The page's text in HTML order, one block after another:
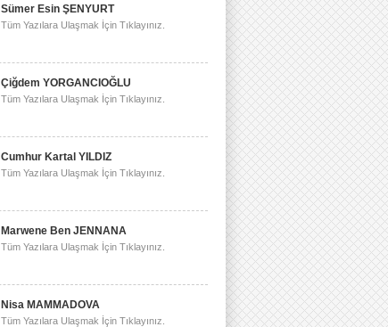
Sümer Esin ŞENYURT
Tüm Yazılara Ulaşmak İçin Tıklayınız.
Çiğdem YORGANCIOĞLU
Tüm Yazılara Ulaşmak İçin Tıklayınız.
Cumhur Kartal YILDIZ
Tüm Yazılara Ulaşmak İçin Tıklayınız.
Marwene Ben JENNANA
Tüm Yazılara Ulaşmak İçin Tıklayınız.
Nisa MAMMADOVA
Tüm Yazılara Ulaşmak İçin Tıklayınız.